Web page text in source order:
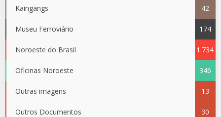
Kaingangs 42
Museu Ferroviário 174
Noroeste do Brasil 1.734
Oficinas Noroeste 346
Outras imagens 13
Outros Documentos 30